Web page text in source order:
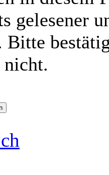
gelesener
Bitte
nicht.